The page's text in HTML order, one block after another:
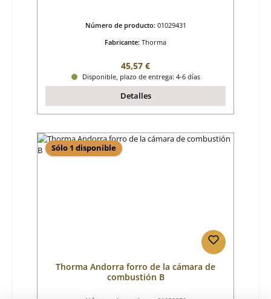
Número de producto: 01029431
Fabricante: Thorma
Precio normal:
45,57 €
Disponible, plazo de entrega: 4-6 días
Detalles
Sólo 1 disponible
Thorma Andorra forro de la cámara de
combustión B